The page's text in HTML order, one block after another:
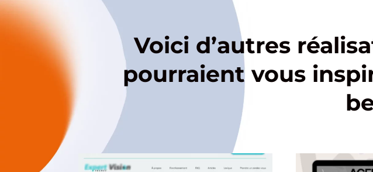
Voici d’autres
pourraient vous